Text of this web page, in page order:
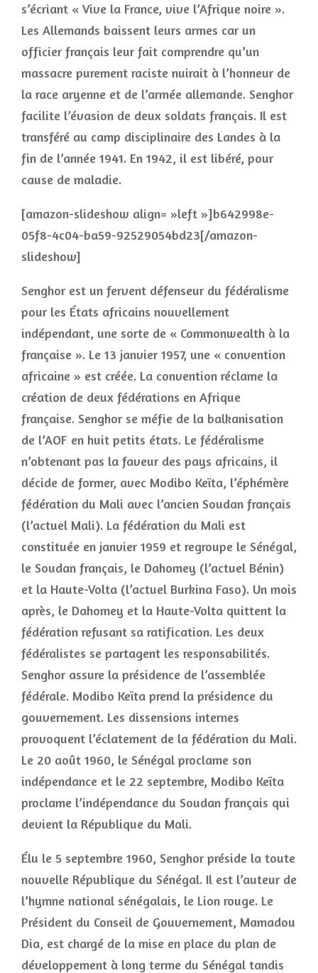
s’écriant « Vive la France, vive l’Afrique noire ».
Les Allemands baissent leurs armes car un
officier français leur fait comprendre qu’un
massacre purement raciste nuirait à l’honneur de
la race aryenne et de l’armée allemande. Senghor
facilite l’évasion de deux soldats français. Il est
transféré au camp disciplinaire des Landes à la
fin de l’année 1941. En 1942, il est libéré, pour
cause de maladie.
[amazon-slideshow align= »left »]b642998e-
05f8-4c04-ba59-92529054bd23[/amazon-
slideshow]
Senghor est un fervent défenseur du fédéralisme
pour les États africains nouvellement
indépendant, une sorte de « Commonwealth à la
française ». Le 13 janvier 1957, une « convention
africaine » est créée. La convention réclame la
création de deux fédérations en Afrique
française. Senghor se méfie de la balkanisation
de l’AOF en huit petits états. Le fédéralisme
n’obtenant pas la faveur des pays africains, il
décide de former, avec Modibo Keïta, l’éphémère
fédération du Mali avec l’ancien Soudan français
(l’actuel Mali). La fédération du Mali est
constituée en janvier 1959 et regroupe le Sénégal,
le Soudan français, le Dahomey (l’actuel Bénin)
et la Haute-Volta (l’actuel Burkina Faso). Un mois
après, le Dahomey et la Haute-Volta quittent la
fédération refusant sa ratification. Les deux
fédéralistes se partagent les responsabilités.
Senghor assure la présidence de l’assemblée
fédérale. Modibo Keïta prend la présidence du
gouvernement. Les dissensions internes
provoquent l’éclatement de la fédération du Mali.
Le 20 août 1960, le Sénégal proclame son
indépendance et le 22 septembre, Modibo Keïta
proclame l’indépendance du Soudan français qui
devient la République du Mali.
Élu le 5 septembre 1960, Senghor préside la toute
nouvelle République du Sénégal. Il est l’auteur de
l’hymne national sénégalais, le Lion rouge. Le
Président du Conseil de Gouvernement, Mamadou
Dia, est chargé de la mise en place du plan de
développement à long terme du Sénégal tandis